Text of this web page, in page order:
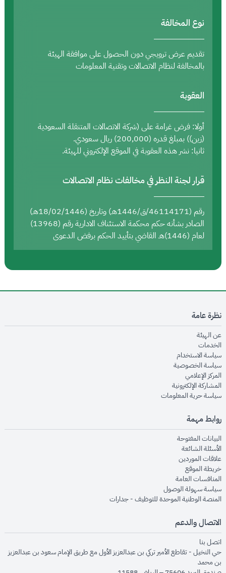
نوع المخالفة
تقديم عرض ترويجي دون الحصول على موافقة الهيئة
بالمخالفة لنظام الاتصالات وتقنية المعلومات
العقوبة
أولا: فرض غرامة على (شركة الاتصالات المتنقلة السعودية
(زين)) بمبلغ قدره (200,000) ريال سعودي.
ثانيا: نشر هذه العقوبة في الموقع الإلكتروني للهيئة.
قرار لجنة النظر في مخالفات نظام الاتصالات
رقم (46114171/ق/1446هـ) وتاريخ (18/02/1446هـ)
الصادر بشأنه حكم محكمة الاستئناف الادارية رقم (13968)
لعام (1446)هـ القاضي بتأييد الحكم برفض الدعوى
نظرة عامة
عن الهيئةopens in new window
الخدماتopens in new window
سياسة الاستخدام
سياسة الخصوصيةopens in new window
المركز الإعلاميopens in new window
المشاركة الإلكترونيةopens in new window
سياسة حرية المعلوماتopens in new window
روابط مهمة
البيانات المفتوحةopens in new window
الأسئلة الشائعةopens in new window
علاقات الموردينopens in new window
خريطة الموقعopens in new window
المنافسات العامةopens in new window
سياسة سهولة الوصولopens in new window
المنصة الوطنية الموحدة للتوظيف - جداراتopens in new window
الاتصال والدعم
اتصل بنا
حي النخيل - تقاطع الأمير تركي بن عبدالعزيز الأول مع طريق الإمام سعود بن عبدالعزيز
بن محمد